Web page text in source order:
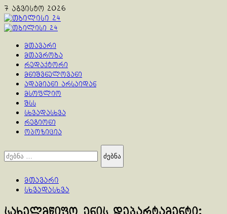
Skip
to
content
7 აგვისტო 2026
Primary
მთავარი
მთავრობა
რედაქტორი
მნიშვნელოვანი
ადამიანი არსაიდან
მსოფლიო
შსს
სხვადასხვა
რეგიონი
ოპოზიცია
ძებნა:
მთავარი
სხვადასხვა